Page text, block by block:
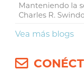
Manteniendo la
Charles R.
Vea más blogs